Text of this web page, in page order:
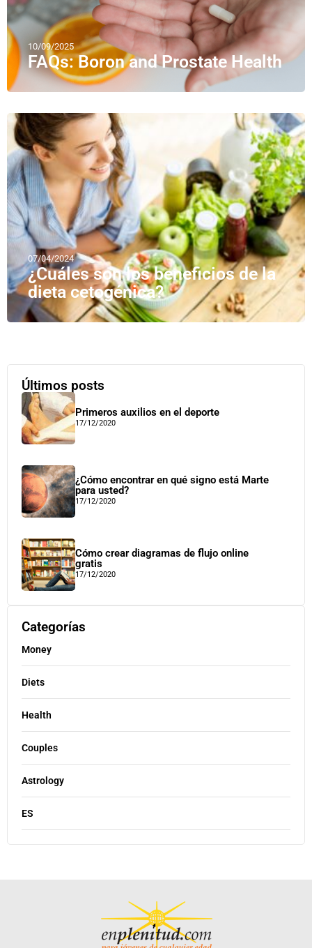
10/09/2025
FAQs: Boron and Prostate Health
07/04/2024
¿Cuáles son los beneficios de la
dieta cetogénica?
Últimos posts
Primeros auxilios en el deporte
17/12/2020
¿Cómo encontrar en qué signo está Marte
para usted?
17/12/2020
Cómo crear diagramas de flujo online
gratis
17/12/2020
Categorías
Money
Diets
Health
Couples
Astrology
ES